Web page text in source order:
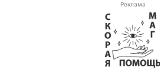
Реклама